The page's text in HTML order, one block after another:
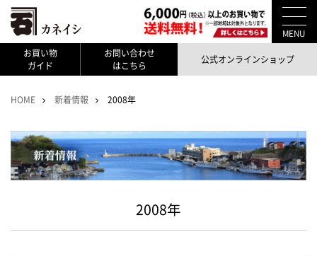
MENU
お買い物
ガイド
お問い合わせ
はこちら
公式オンラインショップ
HOME 新着情報 2008年
2008年